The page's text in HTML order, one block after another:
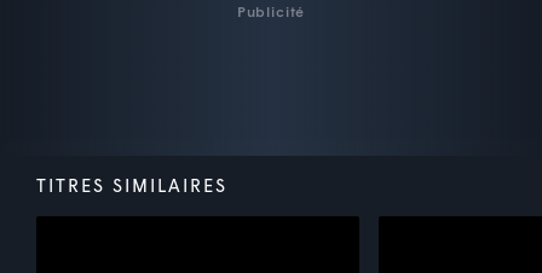
Publicité
TITRES SIMILAIRES